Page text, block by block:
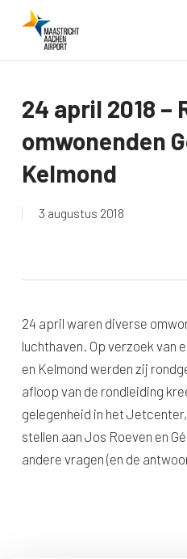
24 april 2018 –
omwonenden
Kelmond
3 augustus 2018
24 april waren diverse
luchthaven. Op verzoek van
en Kelmond werden zij
afloop van de rondleiding
gelegenheid in het
stellen aan Jos Roeven en
andere vragen (en de